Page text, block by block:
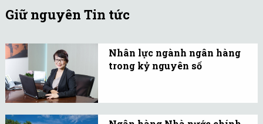
Giữ nguyên Tin tức
Nhân lực ngành ngân hàng
trong kỷ nguyên số
ngừng "nóng", đặc biệt